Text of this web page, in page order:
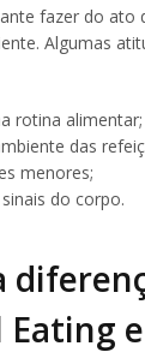
fazer do
Algumas
rotina alimentar;
das
menores;
do corpo.